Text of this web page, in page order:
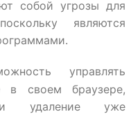
собой угрозы для
являются
управлять
в своем браузере,
удаление уже